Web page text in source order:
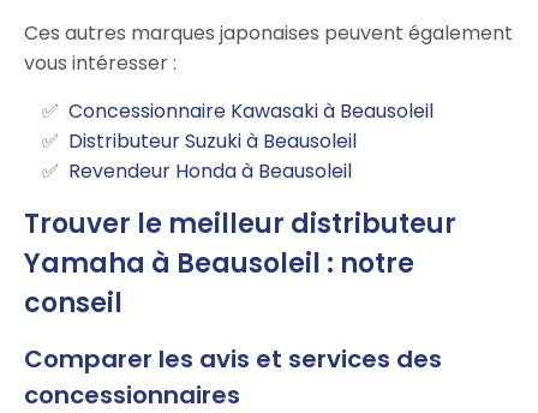
Ces autres marques japonaises peuvent également
vous intéresser :
Concessionnaire Kawasaki à Beausoleil
Distributeur Suzuki à Beausoleil
Revendeur Honda à Beausoleil
Trouver le meilleur distributeur
Yamaha à Beausoleil : notre
conseil
Comparer les avis et services des
concessionnaires